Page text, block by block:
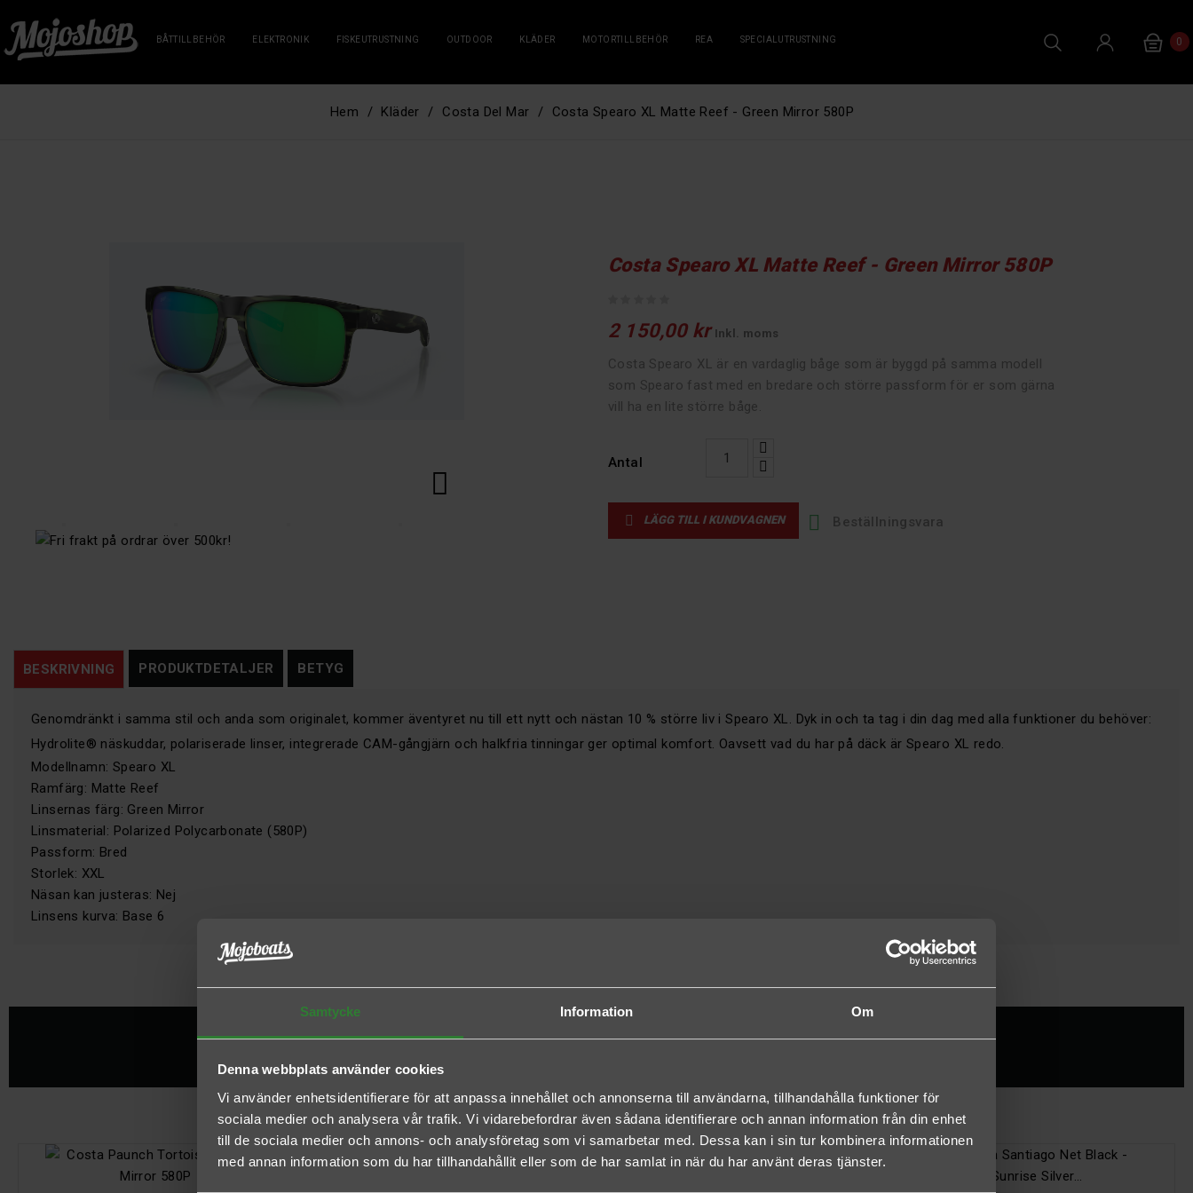
Samtycke Information Om
Denna webbplats använder cookies
Vi använder enhetsidentifierare för att anpassa innehållet och annonserna till användarna, tillhandahålla funktioner för
sociala medier och analysera vår trafik. Vi vidarebefordrar även sådana identifierare och annan information från din enhet
till de sociala medier och annons- och analysföretag som vi samarbetar med. Dessa kan i sin tur kombinera informationen
med annan information som du har tillhandahållit eller som de har samlat in när du har använt deras tjänster.
BÅTTILLBEHÖR ELEKTRONIK FISKEUTRUSTNING OUTDOOR KLÄDER MOTORTILLBEHÖR REA SPECIALUTRUSTNING 0
Hem Kläder Costa Del Mar Costa Spearo XL Matte Reef - Green Mirror 580P

Costa Spearo XL Matte Reef - Green Mirror 580P
2 150,00 kr Inkl. moms
Costa Spearo XL är en vardaglig båge som är byggd på samma modell
som Spearo fast med en bredare och större passform för er som gärna
vill ha en lite större båge.
Antal
 LÄGG TILL I KUNDVAGNEN  Beställningsvara
BESKRIVNING PRODUKTDETALJER BETYG
Genomdränkt i samma stil och anda som originalet, kommer äventyret nu till ett nytt och nästan 10 % större liv i Spearo XL. Dyk in och ta tag i din dag med alla funktioner du behöver:
Hydrolite® näskuddar, polariserade linser, integrerade CAM-gångjärn och halkfria tinningar ger optimal komfort. Oavsett vad du har på däck är Spearo XL redo.
Modellnamn: Spearo XL
Ramfärg: Matte Reef
Linsernas färg: Green Mirror
Linsmaterial: Polarized Polycarbonate (580P)
Passform: Bred
Storlek: XXL
Näsan kan justeras: Nej
Linsens kurva: Base 6
16 ANDRA PRODUKTER I SAMMA KATEGORI: